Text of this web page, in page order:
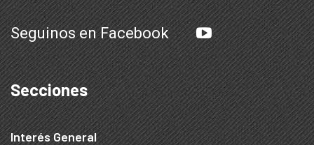
Seguinos en Facebook
Secciones
Interés General